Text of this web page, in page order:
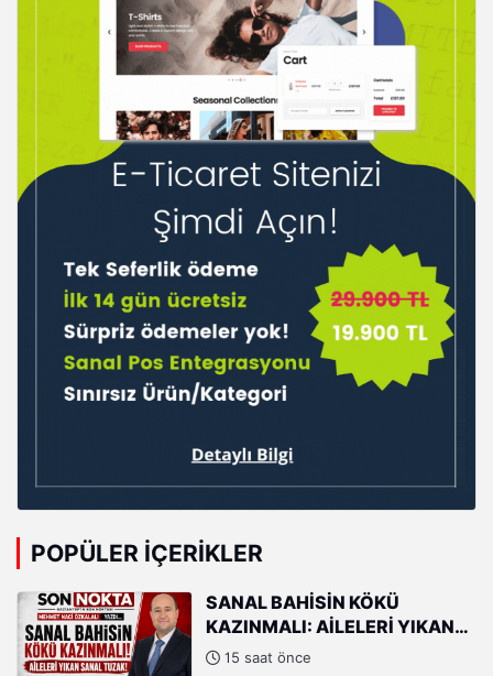
POPÜLER İÇERIKLER
SANAL BAHİSİN KÖKÜ
KAZINMALI: AİLELERİ YIKAN
SANAL TUZAK!
15 saat önce